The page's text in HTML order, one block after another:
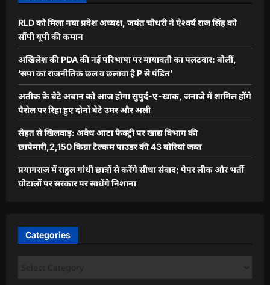
RLD को मिला नया प्रदेश अध्यक्ष, जयंत चौधरी ने ऐश्वर्य राज सिंह को
सौंपी यूपी की कमान
अखिलेश की PDA की नई परिभाषा पर मायावती का पलटवार: बोलीं,
‘सपा का राजनीतिक छल व छलावा है P से पंडित’
अतीक के बेटे अबान को आज होगा सुपुर्द-ए-खाक, जनाजे में शामिल होंगे
पैरोल पर रिहा हुए दोनों बेटे उमर और अली
सेहत से खिलवाड़: अवैध आटा फैक्ट्री पर खाद्य विभाग की
छापेमारी,2,150 किग्रा टैल्कम पाउडर की 43 बोरियां जब्त
प्रयागराज में राहुल गांधी छात्रों से करेंगे सीधा संवाद; पेपर लीक और भर्ती
घोटालों पर सरकार पर साधेंगे निशाना
Categories